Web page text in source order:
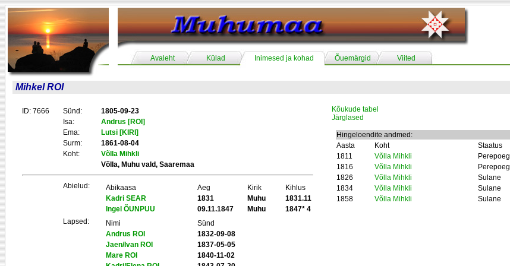
Avaleht Külad Inimesed ja kohad Õuemärgid Viited
Mihkel ROI
ID: 7666 Sünd:
1805-09-23
Isa:
Andrus [ROI]
Ema:
Lutsi [KIRI]
Surm:
1861-08-04
Koht:
Võlla Mihkli
Võlla, Muhu vald, Saaremaa
Abielud: Abikaasa Aeg Kirik
Kihlus
Kadri SEAR
1831 Muhu
1831.11
Ingel ÕUNPUU
09.11.1847 Muhu
1847* 4
Lapsed:
Nimi
Sünd
Andrus ROI
1832-09-08
Jaen/Ivan ROI
1837-05-05
Mare ROI
1840-11-02
Kõukude tabel
Järglased
Hingeloendite andmed:
Aasta
Koht
Staatus
1811
Võlla Mihkli
Perepoeg
1816
Võlla Mihkli
Perepoeg
1826
Võlla Mihkli
Sulane
1834
Võlla Mihkli
Sulane
1858
Võlla Mihkli Sulane